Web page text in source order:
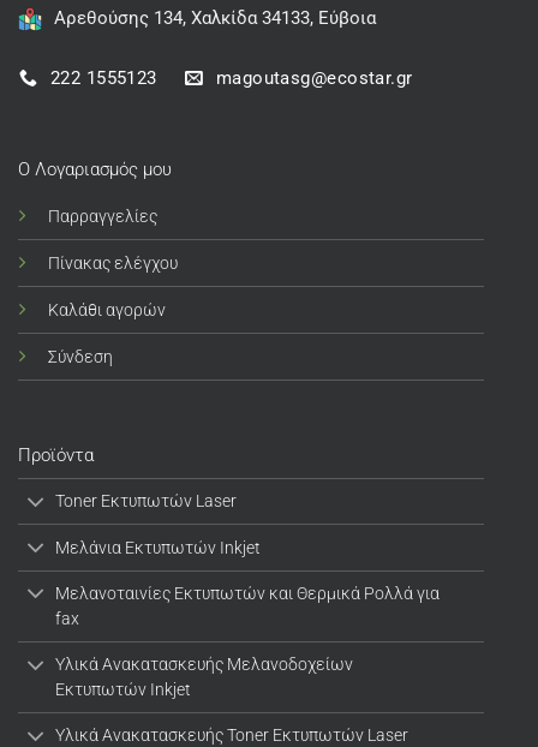
Αρεθούσης 134, Χαλκίδα 34133, Εύβοια
222 1555123 magoutasg@ecostar.gr
Ο Λογαριασμός μου
Παρραγγελίες
Πίνακας ελέγχου
Καλάθι αγορών
Σύνδεση
Προϊόντα
Toner Εκτυπωτών Laser
Μελάνια Εκτυπωτών Inkjet
Μελανοταινίες Εκτυπωτών και Θερμικά Ρολλά για
fax
Υλικά Ανακατασκευής Μελανοδοχείων
Εκτυπωτών Inkjet
Υλικά Ανακατασκευής Toner Εκτυπωτών Laser